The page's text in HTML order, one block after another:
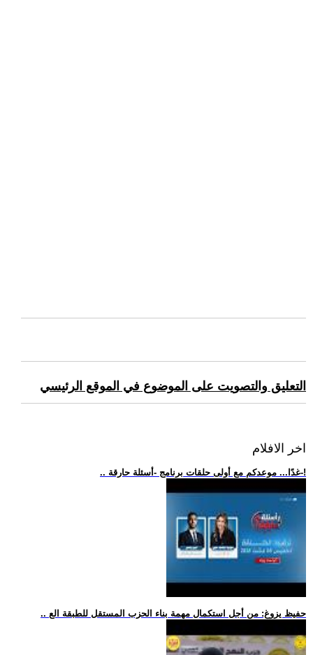
التعليق والتصويت على الموضوع في الموقع الرئيسي
اخر الافلام
.. غدًا... موعدكم مع أولى حلقات برنامج -أسئلة حارقة-!
.. حفيظ يزوغ: من أجل استكمال مهمة بناء الحزب المستقل للطبقة الع